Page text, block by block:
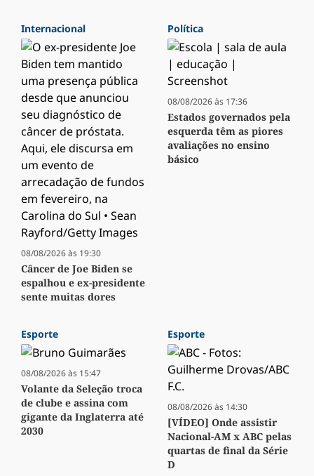
Internacional
08/08/2026 às 19:30
Câncer de Joe Biden se
espalhou e ex-presidente
sente muitas dores
Política
08/08/2026 às 17:36
Estados governados pela
esquerda têm as piores
avaliações no ensino
básico
Esporte
08/08/2026 às 15:47
Volante da Seleção troca
de clube e assina com
gigante da Inglaterra até
2030
Esporte
08/08/2026 às 14:30
[VÍDEO] Onde assistir
Nacional-AM x ABC pelas
quartas de final da Série
D